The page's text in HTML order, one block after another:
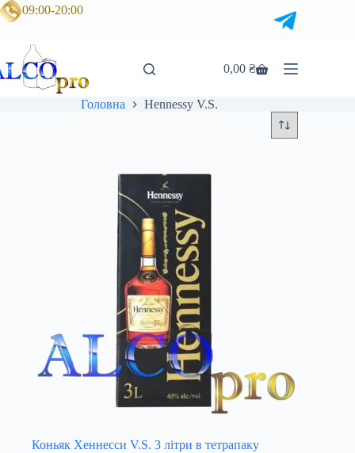
Перейти
до
09:00-20:00
Кошик
0,00₴
Головна Hennessy V.S.
Коньяк Хеннесси V.S. 3 літри в тетрапаку